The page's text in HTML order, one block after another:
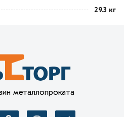
29.3 кг
металлопроката